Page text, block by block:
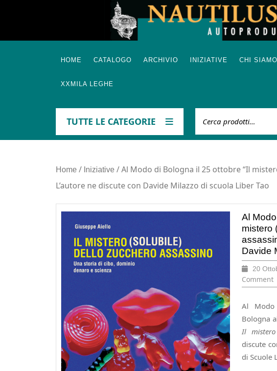
HOME CATALOGO ARCHIVIO INIZIATIVE CHI SIAMO
XXMILA LEGHE
TUTTE LE CATEGORIE
Home / Iniziative / Al Modo di Bologna il 25 ottobre “Il
L’autore ne discute con Davide Milazzo di scuola Liber Tao
Al
mistero
Davide
20
Comment
Al
Bologna
Il mistero
discute
di Scuole